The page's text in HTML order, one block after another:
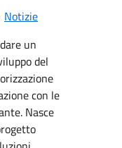
Notizie
un
del
con le
Nasce